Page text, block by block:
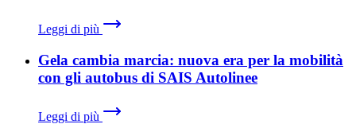
Leggi di più
Gela cambia marcia: nuova era per la mobilità
con gli autobus di SAIS Autolinee
Leggi di più